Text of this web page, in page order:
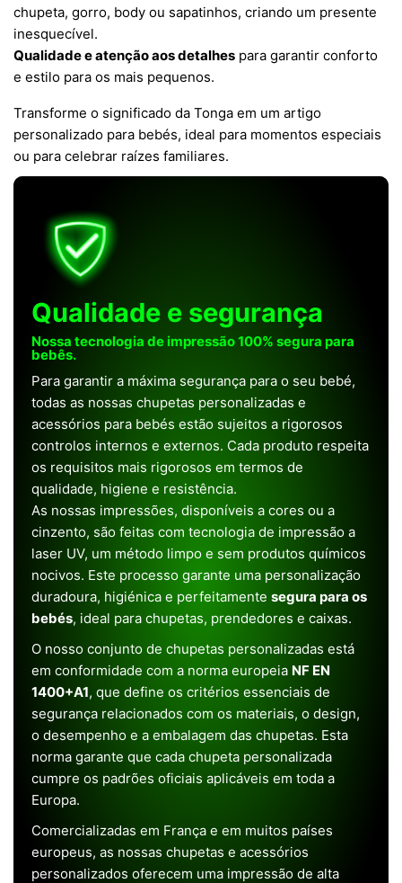
chupeta, gorro, body ou sapatinhos, criando um presente
inesquecível.
Qualidade e atenção aos detalhes para garantir conforto
e estilo para os mais pequenos.
Transforme o significado da Tonga em um artigo
personalizado para bebés, ideal para momentos especiais
ou para celebrar raízes familiares.
Qualidade e segurança
Nossa tecnologia de impressão 100% segura para
bebês.
Para garantir a máxima segurança para o seu bebé,
todas as nossas chupetas personalizadas e
acessórios para bebés estão sujeitos a rigorosos
controlos internos e externos. Cada produto respeita
os requisitos mais rigorosos em termos de
qualidade, higiene e resistência.
As nossas impressões, disponíveis a cores ou a
cinzento, são feitas com tecnologia de impressão a
laser UV, um método limpo e sem produtos químicos
nocivos. Este processo garante uma personalização
duradoura, higiénica e perfeitamente segura para os
bebés, ideal para chupetas, prendedores e caixas.
O nosso conjunto de chupetas personalizadas está
em conformidade com a norma europeia NF EN
1400+A1, que define os critérios essenciais de
segurança relacionados com os materiais, o design,
o desempenho e a embalagem das chupetas. Esta
norma garante que cada chupeta personalizada
cumpre os padrões oficiais aplicáveis em toda a
Europa.
Comercializadas em França e em muitos países
europeus, as nossas chupetas e acessórios
personalizados oferecem uma impressão de alta